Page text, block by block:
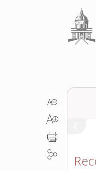
Aller